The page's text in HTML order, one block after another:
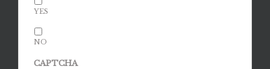
YES
NO
CAPTCHA